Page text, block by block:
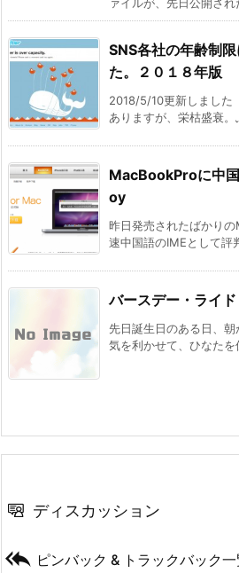
SNS各社の年齢制
た。２０１８年版
2018/5/10更新しまし
ありますが、栄枯盛衰。
MacBookProに中
oy
昨日発売されたばかり
速中国語のIMEとして評
バースデー・ライド
先日誕生日のある日、
気を利かせて、ひなた
ディスカッション
 ピンバック & トラックバック一